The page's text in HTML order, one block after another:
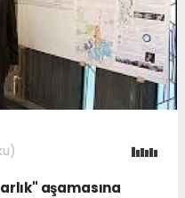
aşamasına